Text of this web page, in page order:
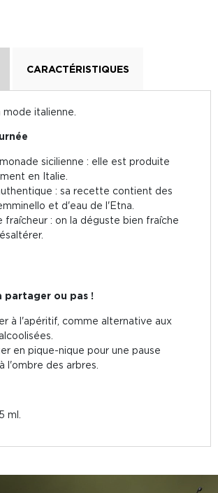
CARACTÉRISTIQUES
mode italienne.
sicilienne : elle est produite
en Italie.
: sa recette contient des
et d'eau de l'Etna.
fraîcheur : on la déguste bien fraîche
partager ou pas !
à l'apéritif, comme alternative aux
en pique-nique pour une pause
l'ombre des arbres.
ml.